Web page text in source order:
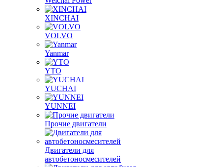
XINCHAI
VOLVO
Yanmar
YTO
YUCHAI
YUNNEI
Прочие двигатели
Двигатели для
автобетоносмесителей